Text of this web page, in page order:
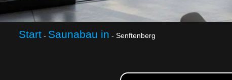
Start - Saunabau in - Senftenberg